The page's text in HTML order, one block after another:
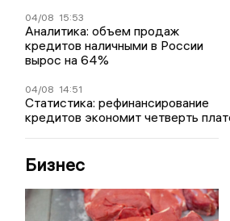
04/08 15:53
Аналитика: объем продаж
кредитов наличными в России
вырос на 64%
04/08 14:51
Статистика: рефинансирование
кредитов экономит четверть
Бизнес